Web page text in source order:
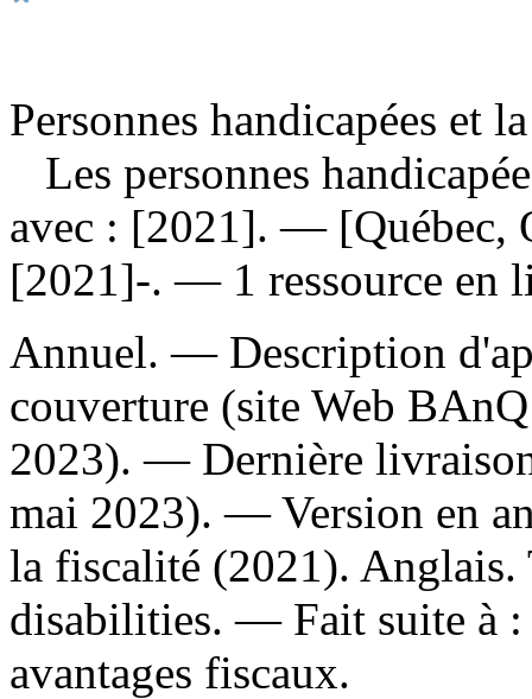
Personnes handicapées et
Les personnes
avec : [2021]. — [Québec,
[2021]-. — 1 ressource en
Annuel. — Description
couverture (site Web
2023). — Dernière
mai 2023). —Version en
la fiscalité (2021). Anglais.
disabilities. — Fait suite à
avantages fiscaux.